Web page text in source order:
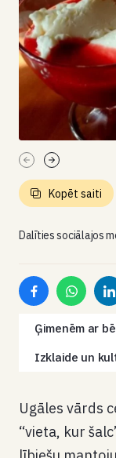
Dalīties sociālajos
Kopēt saiti
Ģimenēm ar
Izklaide un
Ugāles vārds
“vieta, kur